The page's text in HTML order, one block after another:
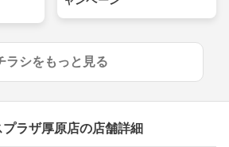
ラシをもっと見る
ラザ厚原店の店舗詳細